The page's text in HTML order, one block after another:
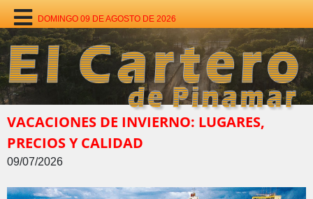
DOMINGO 09 DE AGOSTO DE 2026
VACACIONES DE INVIERNO: LUGARES,
PRECIOS Y CALIDAD
09/07/2026